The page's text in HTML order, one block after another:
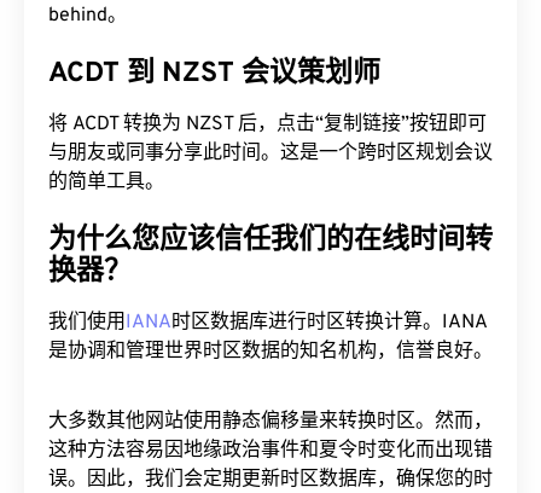
behind。
ACDT 到 NZST 会议策划师
将 ACDT 转换为 NZST 后，点击“复制链接”按钮即可
与朋友或同事分享此时间。这是一个跨时区规划会议
的简单工具。
为什么您应该信任我们的在线时间转
换器？
我们使用IANA时区数据库进行时区转换计算。IANA
是协调和管理世界时区数据的知名机构，信誉良好。
大多数其他网站使用静态偏移量来转换时区。然而，
这种方法容易因地缘政治事件和夏令时变化而出现错
误。因此，我们会定期更新时区数据库，确保您的时